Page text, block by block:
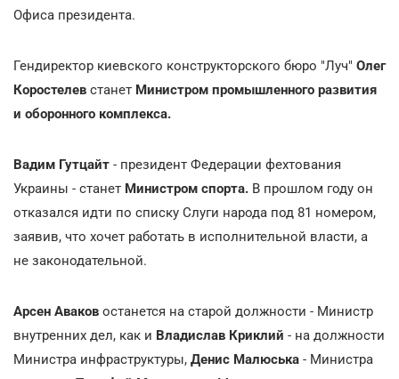
Офиса президента.
Гендиректор киевского конструкторского бюро "Луч" Олег
Коростелев станет Министром промышленного развития
и оборонного комплекса.
Вадим Гутцайт - президент Федерации фехтования
Украины - станет Министром спорта. В прошлом году он
отказался идти по списку Слуги народа под 81 номером,
заявив, что хочет работать в исполнительной власти, а
не законодательной.
Арсен Аваков останется на старой должности - Министр
внутренних дел, как и Владислав Криклий - на должности
Министра инфраструктуры, Денис Малюська - Министра